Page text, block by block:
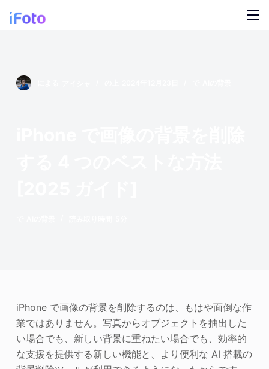
コ
ツ
に
AI ファッションモデル
画像の著作権
ブログ
iPhone で画像の背景を削除するのは、もはや面倒な作
業ではありません。写真からオブジェクトを抽出した
い場合でも、新しい背景に重ねたい場合でも、効率的
な支援を提供する新しい機能と、より便利な AI 搭載の